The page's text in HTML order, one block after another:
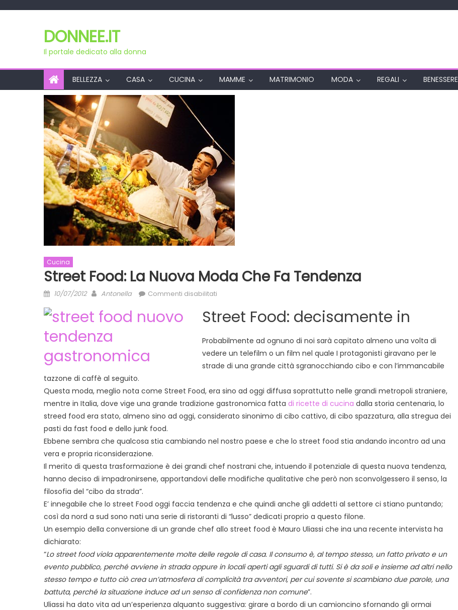
DONNEE.IT
Il portale dedicato alla donna
BELLEZZA CASA CUCINA MAMME MATRIMONIO MODA REGALI BENESSERE
Cucina
Street Food: La Nuova Moda Che Fa Tendenza
Posted
10/07/2012 Author
Antonella Commenti disabilitati
Food:
nuova
moda
che
Street Food: decisamente in
Probabilmente ad ognuno di noi sarà capitato almeno una volta di
vedere un telefilm o un film nel quale I protagonisti giravano per le
strade di una grande città sgranocchiando cibo e con l’immancabile
tazzone di caffè al seguito.
Questa moda, meglio nota come Street Food, era sino ad oggi diffusa soprattutto nelle grandi metropoli straniere,
mentre in Italia, dove vige una grande tradizione gastronomica fatta di ricette di cucina dalla storia centenaria, lo
streed food era stato, almeno sino ad oggi, considerato sinonimo di cibo cattivo, di cibo spazzatura, alla stregua dei
pasti da fast food e dello junk food.
Ebbene sembra che qualcosa stia cambiando nel nostro paese e che lo street food stia andando incontro ad una
vera e propria riconsiderazione.
Il merito di questa trasformazione è dei grandi chef nostrani che, intuendo il potenziale di questa nuova tendenza,
hanno deciso di impadronirsene, apportandovi delle modifiche qualitative che però non sconvolgessero il senso, la
filosofia del “cibo da strada”.
E’ innegabile che lo street Food oggi faccia tendenza e che quindi anche gli addetti al settore ci stiano puntando;
così da nord a sud sono nati una serie di ristoranti di “lusso” dedicati proprio a questo filone.
Un esempio della conversione di un grande chef allo street food è Mauro Uliassi che ina una recente intervista ha
dichiarato:
“Lo street food viola apparentemente molte delle regole di casa. Il consumo è, al tempo stesso, un fatto privato e un
evento pubblico, perché avviene in strada oppure in locali aperti agli sguardi di tutti. Si è da soli e insieme ad altri nello
stesso tempo e tutto ciò crea un’atmosfera di complicità tra avventori, per cui sovente si scambiano due parole, una
battuta, perché la situazione induce ad un senso di confidenza non comune”.
Uliassi ha dato vita ad un’esperienza alquanto suggestiva: girare a bordo di un camioncino sfornando gli ormai